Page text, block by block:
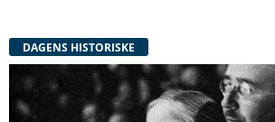
DAGENS HISTORISKE